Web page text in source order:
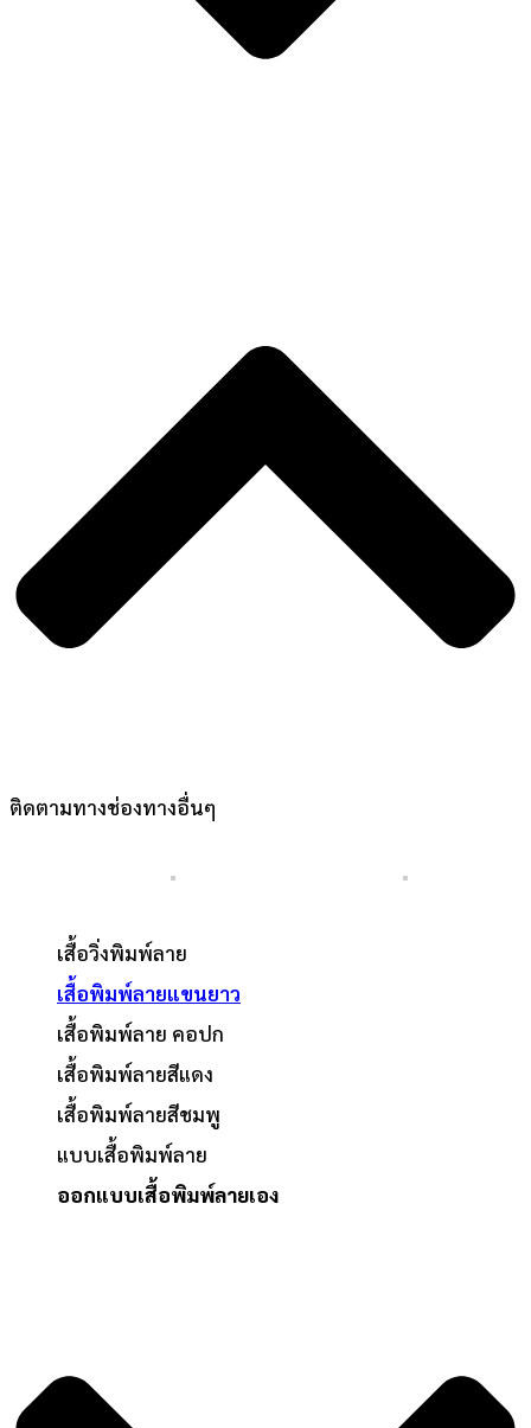
ติดตามทางช่องทางอื่นๆ
เสื้อวิ่งพิมพ์ลาย
เสื้อพิมพ์ลายแขนยาว
เสื้อพิมพ์ลาย คอปก
เสื้อพิมพ์ลายสีแดง
เสื้อพิมพ์ลายสีชมพู
แบบเสื้อพิมพ์ลาย
ออกแบบเสื้อพิมพ์ลายเอง